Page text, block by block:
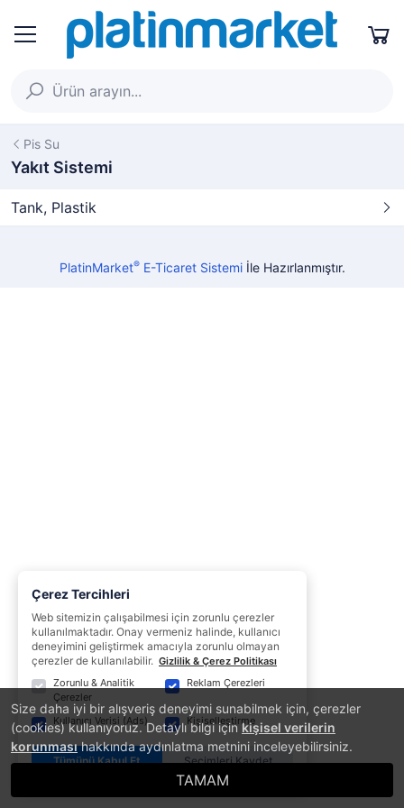
Size daha iyi bir alışveriş deneyimi sunabilmek için, çerezler
(cookies) kullanıyoruz. Detaylı bilgi içinkişisel verilerin
korunmasıhakkında aydınlatma metnini inceleyebilirsiniz.
TAMAM
Pis Su
Yakıt Sistemi
Tank, Plastik
PlatinMarket®E-Ticaret Sistemiİle Hazırlanmıştır.
Çerez Tercihleri
Web sitemizin çalışabilmesi için zorunlu çerezler
kullanılmaktadır. Onay vermeniz halinde, kullanıcı
deneyimini geliştirmek amacıyla zorunlu olmayan
çerezler de kullanılabilir. Gizlilik & Çerez Politikası
Zorunlu & Analitik
Çerezler
Reklam Çerezleri
Kullanıcı Verisi (Ads) Kişiselleştirme
Tümünü Kabul Et Seçimleri Kaydet